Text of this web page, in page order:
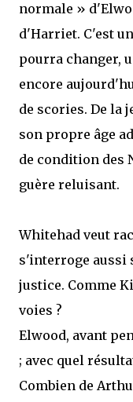
normale »
d'Harriet. C'est
pourra changer,
encore
de scories. De la
son propre âge
de condition des
guère reluisant.
Whitehad veut
s'interroge aussi
justice. Comme
voies ?
Elwood, avant
; avec quel
Combien de